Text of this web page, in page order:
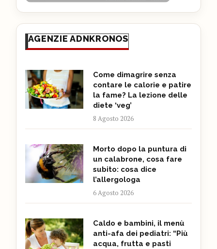
AGENZIE ADNKRONOS
Come dimagrire senza
contare le calorie e patire
la fame? La lezione delle
diete ‘veg’
8 Agosto 2026
Morto dopo la puntura di
un calabrone, cosa fare
subito: cosa dice
l’allergologa
6 Agosto 2026
Caldo e bambini, il menù
anti-afa dei pediatri: “Più
acqua, frutta e pasti